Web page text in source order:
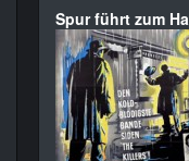
Spur führt zum